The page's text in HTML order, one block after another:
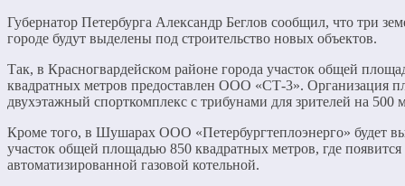
Губернатор Петербурга Александр Беглов сообщил, что три
городе будут выделены под строительство новых объектов.
Так, в Красногвардейском районе города участок общей
квадратных метров предоставлен ООО «СТ-3». Организация
двухэтажный спорткомплекс с трибунами для зрителей на 500
Кроме того, в Шушарах ООО «Петербургтеплоэнерго» будет
участок общей площадью 850 квадратных метров, где
автоматизированной газовой котельной.